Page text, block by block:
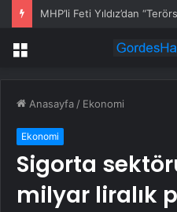
Menü
Anasayfa / Ekonomi
Ekonomi
Sigorta
milyar liralık